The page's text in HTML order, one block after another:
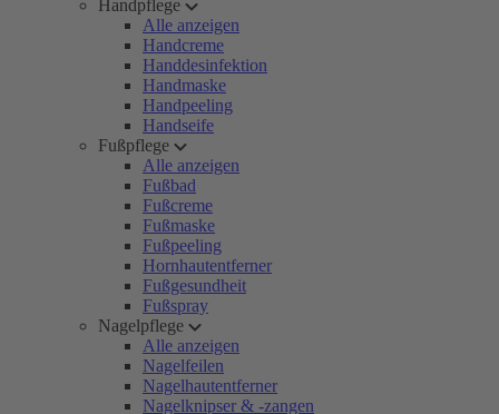
Handpflege
Alle anzeigen
Handcreme
Handdesinfektion
Handmaske
Handpeeling
Handseife
Fußpflege
Alle anzeigen
Fußbad
Fußcreme
Fußmaske
Fußpeeling
Hornhautentferner
Fußgesundheit
Fußspray
Nagelpflege
Alle anzeigen
Nagelfeilen
Nagelhautentferner
Nagelknipser & -zangen